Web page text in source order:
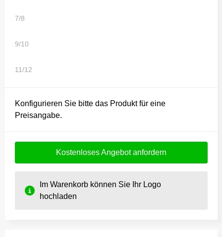
7/8
9/10
11/12
Konfigurieren Sie bitte das Produkt für eine
Preisangabe.
Kostenloses Angebot anfordern
Im Warenkorb können Sie Ihr Logo
hochladen